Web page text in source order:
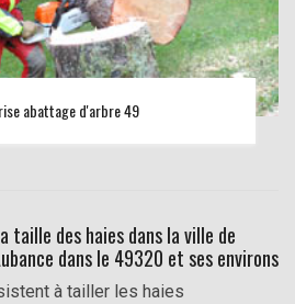
abattage d'arbre 49
taille des haies dans la ville de
dans le 49320 et ses environs
à tailler les haies